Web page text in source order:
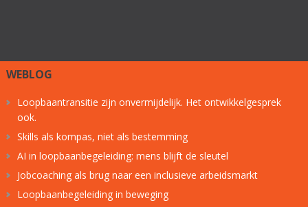
WEBLOG
Loopbaantransitie zijn onvermijdelijk. Het ontwikkelgesprek
ook.
Skills als kompas, niet als bestemming
AI in loopbaanbegeleiding: mens blijft de sleutel
Jobcoaching als brug naar een inclusieve arbeidsmarkt
Loopbaanbegeleiding in beweging